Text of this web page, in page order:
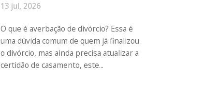
13 jul, 2026
O que é averbação de divórcio? Essa é
uma dúvida comum de quem já finalizou
o divórcio, mas ainda precisa atualizar a
certidão de casamento, este...